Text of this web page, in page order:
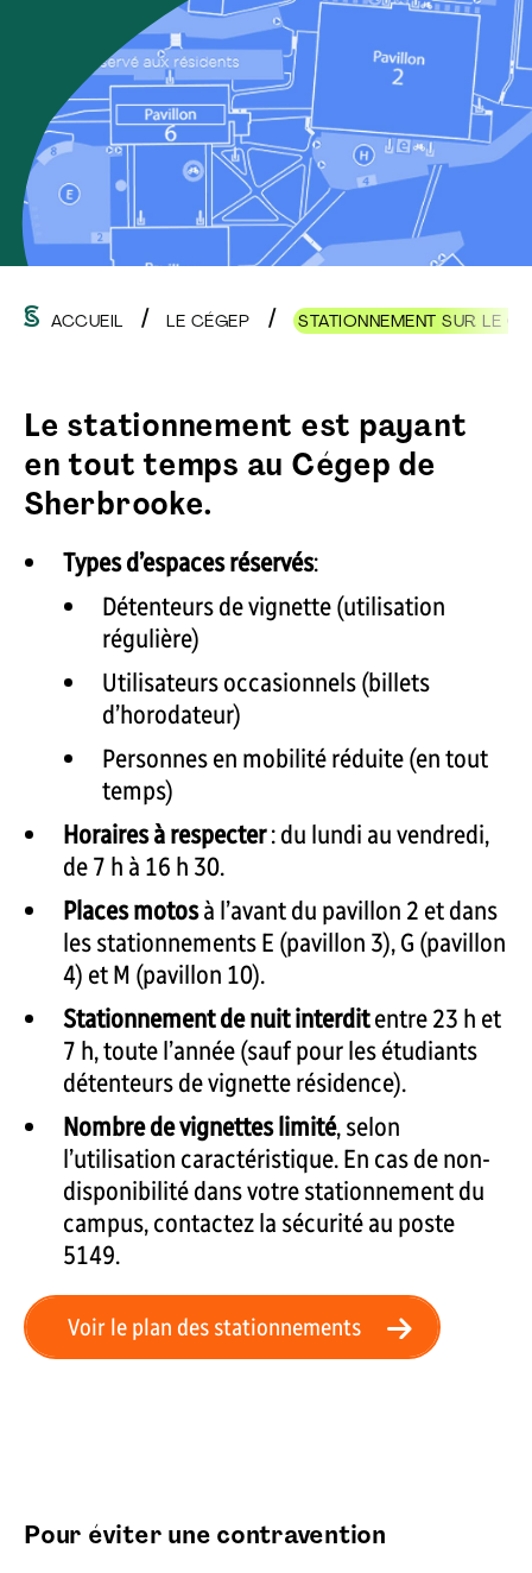
ACCUEIL LE CÉGEP STATIONNEMENT SUR LE
Le stationnement est payant
en tout temps au Cégep de
Sherbrooke.
Types d’espacesréservés:
Détenteurs de vignette (utilisation
régulière)
Utilisateurs occasionnels (billets
d’horodateur)
Personnes en mobilité réduite (en tout
temps)
Horaires à respecter: du lundi au vendredi,
de 7 h à 16 h 30.
Places motosà l’avant du pavillon 2 et dans
les stationnements E (pavillon 3), G (pavillon
4) et M (pavillon 10).
Stationnement de nuit interditentre 23 h et
7 h, toute l’année (sauf pour les étudiants
détenteurs de vignette résidence).
Nombre de vignettes limité, selon
l’utilisation caractéristique. En cas de non-
disponibilité dans votre stationnement du
campus, contactez la sécurité au poste
5149.
Voir le plan des stationnements
Pour éviter une contravention